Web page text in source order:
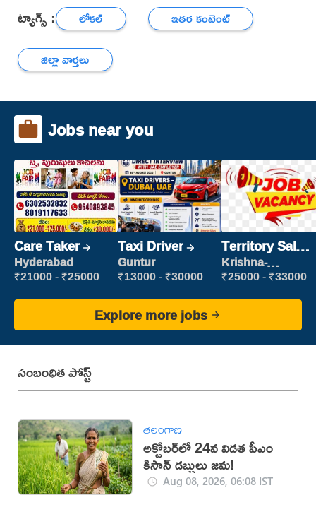
ట్యాగ్స్ : లోకల్
ఇతర కంటెంట్
జిల్లా వార్తలు
Jobs near you
Care Taker
Hyderabad
₹21000 - ₹25000
Taxi Driver
Guntur
₹13000 - ₹30000
Territory Sales
Manager
Krishna-
vijayawada
₹25000 - ₹33000
Explore more jobs
సంబంధిత పోస్ట్
తెలంగాణ
అక్టోబర్‌లో 24వ విడత పీఎం
కిసాన్ డబ్బులు జమ!
Aug 08, 2026, 06:08 IST